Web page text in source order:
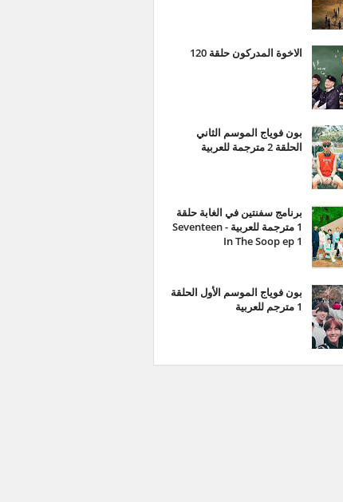
الاخوة المدركون حلقة 120
بون فوياج الموسم الثاني
الحلقة 2 مترجمة للعربية
برنامج سفنتين في الغابة حلقة
1 مترجمة للعربية - Seventeen
In The Soop ep 1
بون فوياج الموسم الأول الحلقة
1 مترجم للعربية